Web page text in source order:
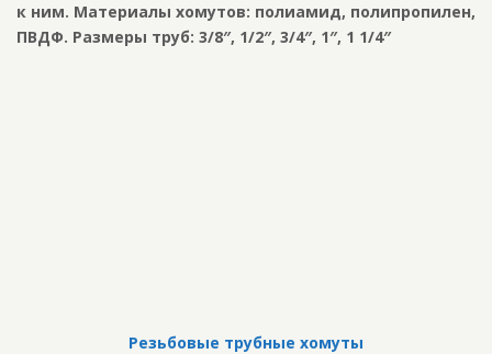
к ним. Материалы хомутов: полиамид, полипропилен,
ПВДФ. Размеры труб: 3/8″, 1/2″, 3/4″, 1″, 1 1/4″
Резьбовые трубные хомуты